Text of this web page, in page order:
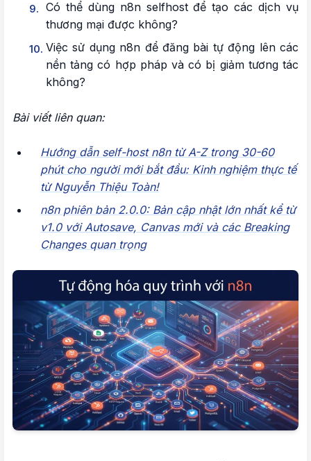
1. Lộ trình học 4 tuần được chứng minh
2. Tài nguyên học tập chính thức
TRỌNG VÀ CẦN NẮM VỮNG TRƯỚC TIÊN?
1. Sự thật về số lượng nodes cần học
2. Nhóm 1 – Trigger Nodes (Khởi động
workflow)
3. Nhóm 2 – Nodes xử lý dữ liệu (Data
Transformation)
4. Nhóm 3 – Connectivity Nodes (Kết nối)
5. Nhóm 4 – Data Storage (Lưu trữ)
6. Nhóm 5 – AI Nodes
V. CÓ NHIỀU TÍNH NĂNG N8N KHÔNG CÓ THÌ
PHẢI LÀM SAO?
1. Giải pháp 1 – HTTP Request Node (Mạnh
nhất)
2. Giải pháp 2 – Code Node
Có thể dùng n8n selfhost để tạo các dịch vụ
thương mại được không?
Việc sử dụng n8n để đăng bài tự động lên các
nền tảng có hợp pháp và có bị giảm tương tác
không?
Bài viết liên quan:
Hướng dẫn self-host n8n từ A-Z trong 30-60
phút cho người mới bắt đầu: Kinh nghiệm thực tế
từ Nguyễn Thiệu Toàn!
n8n phiên bản 2.0.0: Bản cập nhật lớn nhất kể từ
v1.0 với Autosave, Canvas mới và các Breaking
Changes quan trọng